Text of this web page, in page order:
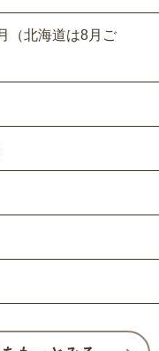
（北海道は8月ご